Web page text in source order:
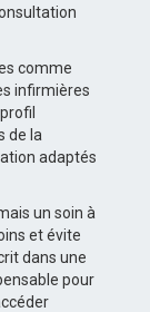
comme
infirmières
de la
adaptés
un soin à
et évite
dans une
pour